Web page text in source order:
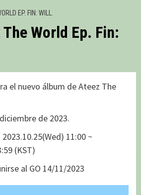
EP. FIN: WILL.
World Ep. Fin:
el nuevo álbum de Ateez The
de 2023.
11:00 ~
(KST)
al GO 14/11/2023